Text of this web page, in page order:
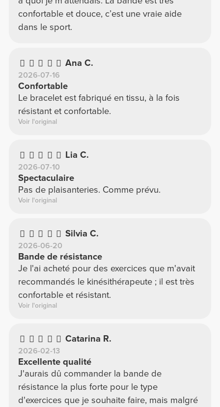
confortable et douce, c’est une vraie aide
dans le sport.
Ana C.
2026-07-16
Confortable
Le bracelet est fabriqué en tissu, à la fois
résistant et confortable.
Voir l'original
Lia C.
2026-07-10
Spectaculaire
Pas de plaisanteries. Comme prévu.
Voir l'original
Silvia C.
2026-06-20
Bande de résistance
Je l'ai acheté pour des exercices que m'avait
recommandés le kinésithérapeute ; il est très
confortable et résistant.
Voir l'original
Catarina R.
2026-02-13
Excellente qualité
J'aurais dû commander la bande de
résistance la plus forte pour le type
d'exercices que je souhaite faire, mais malgré